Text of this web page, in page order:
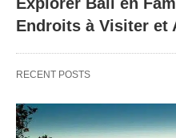
Endroits à Visiter et
RECENT POSTS